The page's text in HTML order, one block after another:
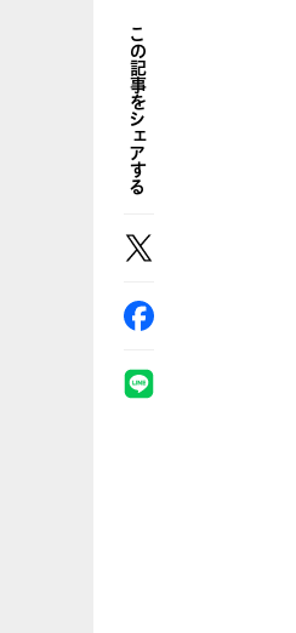
この記事をシェアする